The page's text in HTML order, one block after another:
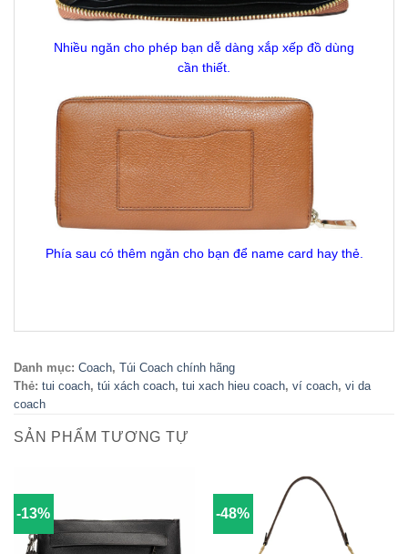
Nhiều ngăn cho phép bạn dễ dàng xắp xếp đồ dùng
cần thiết.
Phía sau có thêm ngăn cho bạn để name card hay thẻ.
Danh mục: Coach, Túi Coach chính hãng
Thẻ: tui coach, túi xách coach, tui xach hieu coach, ví coach, vi da
coach
SẢN PHẨM TƯƠNG TỰ
-13% -48%